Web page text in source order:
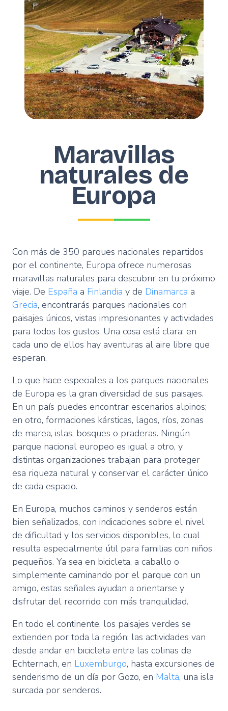
Maravillas
naturales de
Europa
Con más de 350 parques nacionales repartidos
por el continente, Europa ofrece numerosas
maravillas naturales para descubrir en tu próximo
viaje. De España a Finlandia y de Dinamarca a
Grecia, encontrarás parques nacionales con
paisajes únicos, vistas impresionantes y actividades
para todos los gustos. Una cosa está clara: en
cada uno de ellos hay aventuras al aire libre que
esperan.
Lo que hace especiales a los parques nacionales
de Europa es la gran diversidad de sus paisajes.
En un país puedes encontrar escenarios alpinos;
en otro, formaciones kársticas, lagos, ríos, zonas
de marea, islas, bosques o praderas. Ningún
parque nacional europeo es igual a otro, y
distintas organizaciones trabajan para proteger
esa riqueza natural y conservar el carácter único
de cada espacio.
En Europa, muchos caminos y senderos están
bien señalizados, con indicaciones sobre el nivel
de dificultad y los servicios disponibles, lo cual
resulta especialmente útil para familias con niños
pequeños. Ya sea en bicicleta, a caballo o
simplemente caminando por el parque con un
amigo, estas señales ayudan a orientarse y
disfrutar del recorrido con más tranquilidad.
En todo el continente, los paisajes verdes se
extienden por toda la región: las actividades van
desde andar en bicicleta entre las colinas de
Echternach, en Luxemburgo, hasta excursiones de
senderismo de un día por Gozo, en Malta, una isla
surcada por senderos.